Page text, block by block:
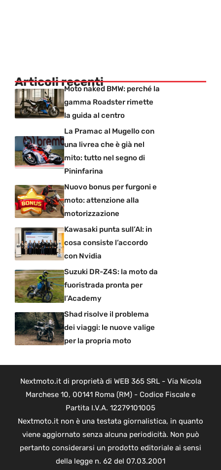
Articoli recentiMoto naked BMW: perché la
gamma Roadster rimette
la guida al centro
La Pramac al Mugello con
una livrea che è già nel
mito: tutto nel segno di
Pininfarina
Nuovo bonus per furgoni e
moto: attenzione alla
motorizzazione
Kawasaki punta sull’AI: in
cosa consiste l’accordo
con Nvidia
Suzuki DR-Z4S: la moto da
fuoristrada pronta per
l’Academy
Shad risolve il problema
dei viaggi: le nuove valige
per la propria moto
Nextmoto.it di proprietà di WEB 365 SRL - Via Nicola
Marchese 10, 00141 Roma (RM) - Codice Fiscale e
Partita I.V.A. 12279101005
Nextmoto.it non è una testata giornalistica, in quanto
viene aggiornato senza alcuna periodicità. Non può
pertanto considerarsi un prodotto editoriale ai sensi
della legge n. 62 del 07.03.2001